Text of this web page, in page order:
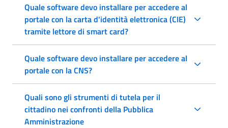
Quale software devo installare per accedere al
portale con la carta d'identità elettronica (CIE)
tramite lettore di smart card?
Quale software devo installare per accedere al
portale con la CNS?
Quali sono gli strumenti di tutela per il
cittadino nei confronti della Pubblica
Amministrazione